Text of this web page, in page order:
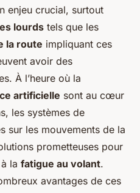
des
de
les
tête pour
de poids
lecture
enjeu crucial, surtout
lourds tels que les
la route impliquant ces
avoir des
À l’heure où la
artificielle sont au cœur
les systèmes de
sur les mouvements de la
prometteuses pour
la fatigue au volant.
avantages de ces